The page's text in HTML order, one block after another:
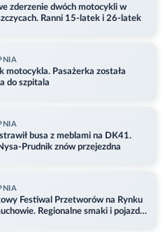
zderzenie dwóch motocykli w
Ranni 15-latek i 26-latek
motocykla. Pasażerka została
do szpitala
busa z meblami na DK41.
Prudnik znów przejezdna
Festiwal Przetworów na Rynku
Regionalne smaki i pojazdy